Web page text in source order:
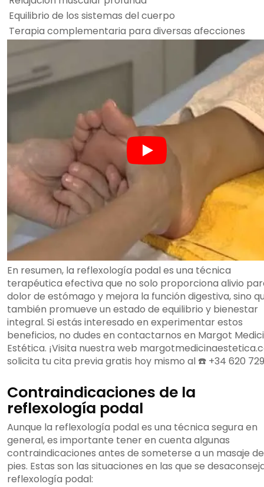
Equilibrio de los sistemas del cuerpo
Terapia complementaria para diversas afecciones
En resumen, la reflexología podal es una técnica
terapéutica efectiva que no solo proporciona alivio
dolor de estómago y mejora la función digestiva, sino
también promueve un estado de equilibrio y bienestar
integral. Si estás interesado en experimentar estos
beneficios, no dudes en contactarnos en Margot
Estética. ¡Visita nuestra web
solicita tu cita previa gratis hoy mismo al ☎️ +34 620
Contraindicaciones de la
reflexología podal
Aunque la reflexología podal es una técnica segura en
general, es importante tener en cuenta algunas
contraindicaciones antes de someterse a un masaje de
pies. Estas son las situaciones en las que se
reflexología podal: